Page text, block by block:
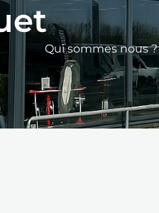
Qui sommes nous ?